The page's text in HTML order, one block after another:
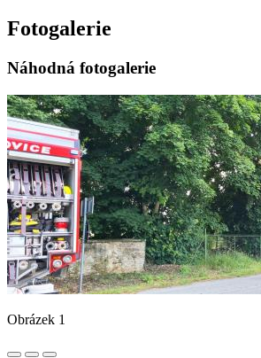
Fotogalerie
Náhodná fotogalerie
Obrázek 1